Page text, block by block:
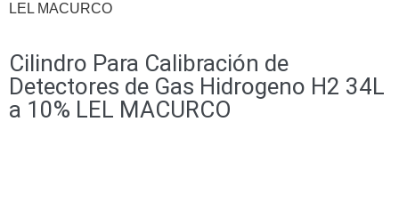
Accesorios
Fibra
Accesorios
para
Computadora
y
LEL MACURCO
Cilindro Para Calibración de
Detectores de Gas Hidrogeno H2 34L
a 10% LEL MACURCO